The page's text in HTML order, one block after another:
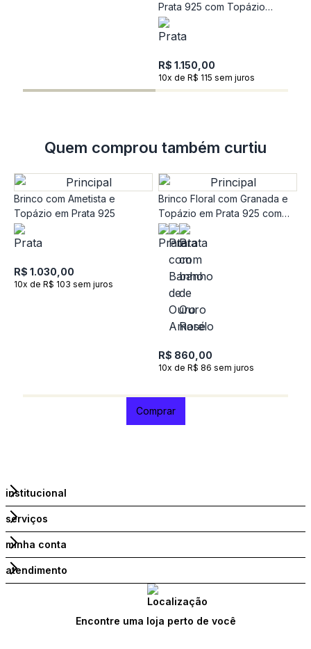
Prata 925 com Topázio
London
R$ 1.150,00
10x de R$ 115 sem juros
Quem comprou também curtiu
Brinco com Ametista e
Topázio em Prata 925
R$ 1.030,00
10x de R$ 103 sem juros
Brinco Floral com Granada e
Topázio em Prata 925 com
Banho de Ouro Rose 18k
R$ 860,00
10x de R$ 86 sem juros
Comprar
institucional
serviços
minha conta
atendimento
Encontre uma loja perto de você